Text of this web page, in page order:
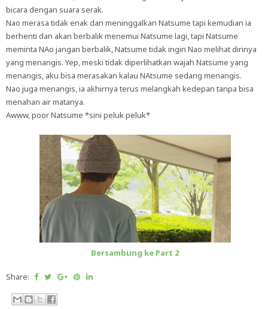
bicara dengan suara serak.
Nao merasa tidak enak dan meninggalkan Natsume tapi kemudian ia
berhenti dan akan berbalik menemui Natsume lagi, tapi Natsume
meminta NAo jangan berbalik, Natsume tidak ingin Nao melihat dirinya
yang menangis. Yep, meski tidak diperlihatkan wajah Natsume yang
menangis, aku bisa merasakan kalau NAtsume sedang menangis.
Nao juga menangis, ia akhirnya terus melangkah kedepan tanpa bisa
menahan air matanya.
Awww, poor Natsume *sini peluk peluk*
Bersambung ke Part 2
Share: